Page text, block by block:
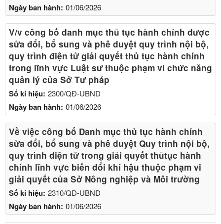
Ngày ban hành: 01/06/2026
Số kí hiệu: 2300/QĐ-UBND
Ngày ban hành: 01/06/2026
V/v công bố danh mục thủ tục hành chính được
sửa đổi, bổ sung và phê duyệt quy trình nội bộ,
quy trình điện tử giải quyết thủ tục hành chính
trong lĩnh vực Luật sư thuộc phạm vi chức năng
quản lý của Sở Tư pháp
Số kí hiệu: 2310/QĐ-UBND
Ngày ban hành: 01/06/2026
Về việc công bố Danh mục thủ tục hành chính
sửa đổi, bổ sung và phê duyệt Quy trình nội bộ,
quy trình điện tử trong giải quyết thủtục hành
chính lĩnh vực biến đổi khí hậu thuộc phạm vi
giải quyết của Sở Nông nghiệp và Môi trường